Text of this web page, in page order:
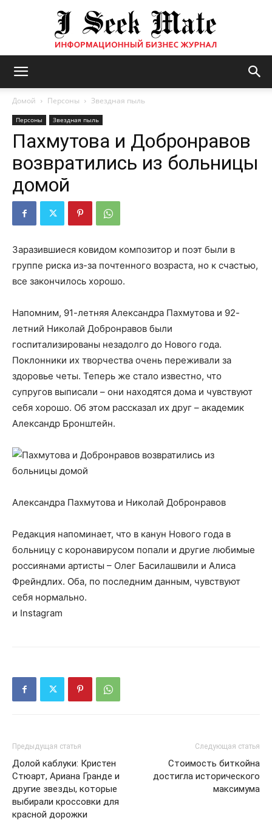
журнал
ISM
Домой Персоны Звездная пыль
Персоны Звездная пыль
Пахмутова и Добронравов
возвратились из больницы
домой
Заразившиеся ковидом композитор и поэт были в
группе риска из-за почтенного возраста, но к счастью,
все закончилось хорошо.
Напомним, 91-летняя Александра Пахмутова и 92-
летний Николай Добронравов были
госпитализированы незадолго до Нового года.
Поклонники их творчества очень переживали за
здоровье четы. Теперь же стало известно, что
супругов выписали – они находятся дома и чувствуют
себя хорошо. Об этом рассказал их друг – академик
Александр Бронштейн.
Александра Пахмутова и Николай Добронравов
Редакция напоминает, что в канун Нового года в
больницу с коронавирусом попали и другие любимые
россиянами артисты – Олег Басилашвили и Алиса
Фрейндлих. Оба, по последним данным, чувствуют
себя нормально.
и Instagram
Предыдущая статья
Долой каблуки: Кристен
Стюарт, Ариана Гранде и
другие звезды, которые
выбирали кроссовки для
красной дорожки
Следующая статья
Стоимость биткойна
достигла исторического
максимума